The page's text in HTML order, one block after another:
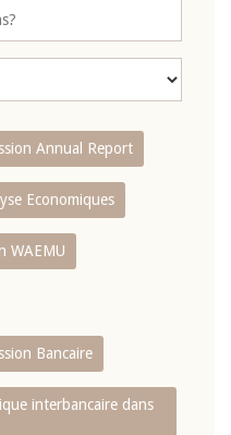
Annual Report
Economiques
WAEMU
Bancaire
interbancaire dans